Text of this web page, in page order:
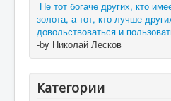
Не тот богаче других, кто
золота, а тот, кто лучше
довольствоваться и
-by Николай Лесков
Категории